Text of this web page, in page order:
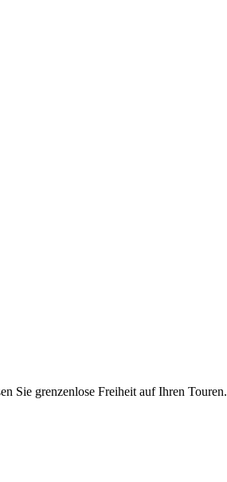
Sie grenzenlose Freiheit auf Ihren Touren.